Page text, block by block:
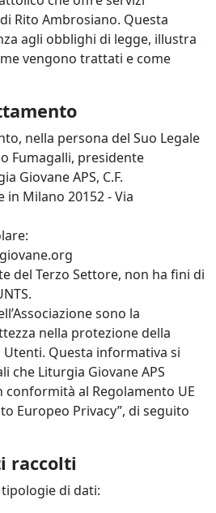
Rito Ambrosiano. Questa
agli obblighi di legge, illustra
vengono trattati e come
nella persona del Suo Legale
Fumagalli, presidente
Giovane APS, C.F.
in Milano 20152 - Via
del Terzo Settore, non ha fini di
sono la
nella protezione della
Utenti. Questa informativa si
che Liturgia Giovane APS
conformità al Regolamento UE
Europeo Privacy”, di seguito
raccolti
di dati: